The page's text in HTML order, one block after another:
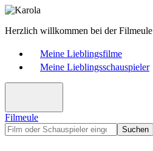
Herzlich willkommen bei der Filmeule
Meine Lieblingsfilme
Meine Lieblingsschauspieler
Filmeule
Suchen